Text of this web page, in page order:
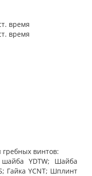
время
время
гребных винтов:
шайба YDTW; Шайба
Гайка YCNT; Шплинт